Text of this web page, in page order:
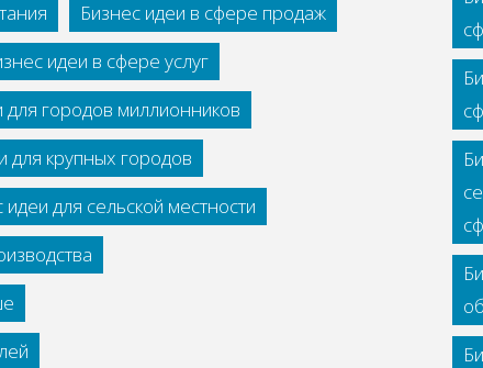
Бизнес идеи в сфере продаж
идеи в сфере услуг
для городов миллионников
для крупных городов
идеи для сельской местности